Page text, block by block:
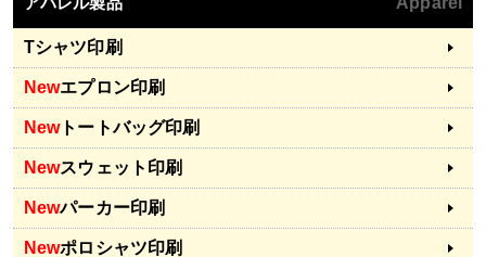
Tシャツ印刷
Newエプロン印刷
Newトートバッグ印刷
Newスウェット印刷
Newパーカー印刷
Newポロシャツ印刷